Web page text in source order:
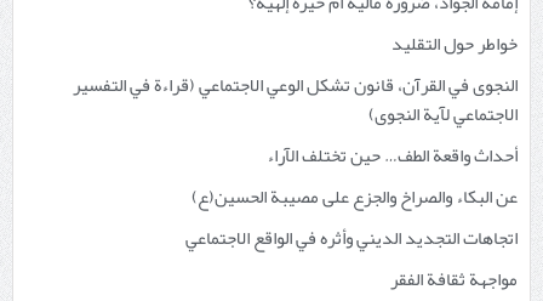
خواطر حول التقليد
النجوى في القرآن، قانون تشكل الوعي الاجتماعي (قراءة في التفسير
الاجتماعي لآية النجوى)
أحداث واقعة الطف… حين تختلف الآراء
عن البكاء والصراخ والجزع على مصيبة الحسين(ع)
اتجاهات التجديد الديني وأثره في الواقع الاجتماعي
مواجهة ثقافة الفقر